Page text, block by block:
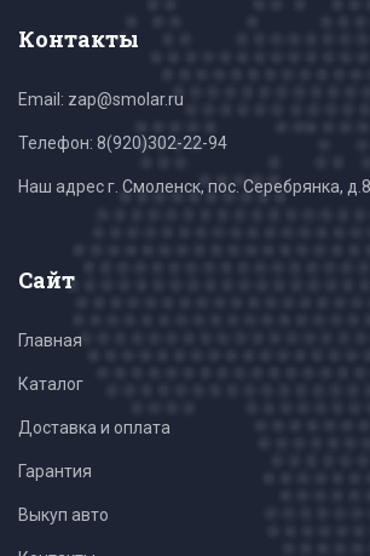
Контакты
Email: zap@smolar.ru
Телефон: 8(920)302-22-94
Наш адрес г. Смоленск, пос. Серебрянка,
Сайт
Главная
Каталог
Доставка и оплата
Гарантия
Выкуп авто